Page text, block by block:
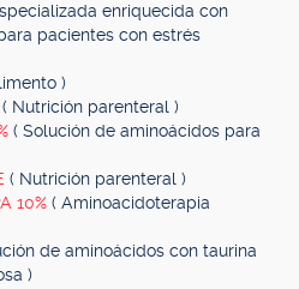
enriquecida con
pacientes con estrés
)
( Nutrición parenteral )
( Solución de aminoácidos para
( Nutrición parenteral )
10% ( Aminoacidoterapia
de aminoácidos con taurina
)